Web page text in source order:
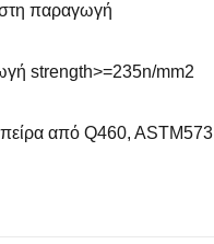
παραγωγή
strength>=235n/mm2
από Q460, ASTM573